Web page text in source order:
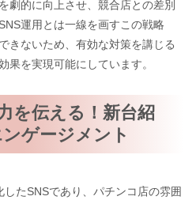
劇的に向上させ、競合店との差別
運用とは一線を画すこの戦略
きないため、有効な対策を講じる
果を実現可能にしています。
を伝える！新台紹
ゲージメント
たSNSであり、パチンコ店の雰囲